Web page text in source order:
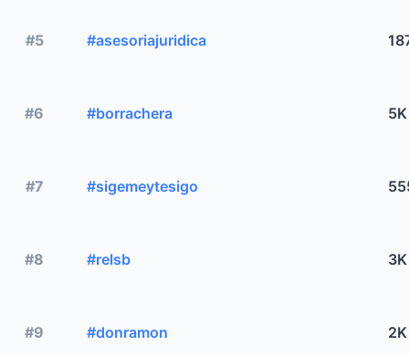
#5 #asesoriajuridica
#6 #borrachera 5K
#7 #sigemeytesigo
#8 #relsb 3K
#9 #donramon 2K